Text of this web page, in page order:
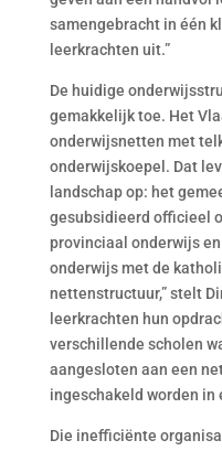
samengebracht in één
leerkrachten uit.”
De huidige
gemakkelijk toe. Het
onderwijsnetten met
onderwijskoepel. Dat
landschap op: het
gesubsidieerd officieel
provinciaal onderwijs
onderwijs met de
nettenstructuur,” stelt
leerkrachten hun
verschillende scholen
aangesloten aan een
ingeschakeld worden in
Die inefficiënte